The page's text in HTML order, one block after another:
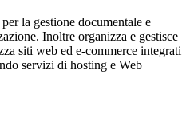
la gestione documentale e
Inoltre organizza e gestisce
siti web ed e-commerce integrati
servizi di hosting e Web